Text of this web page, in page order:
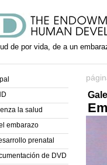
de por vida, de a un
la salud
embarazo
prenatal
de DVD